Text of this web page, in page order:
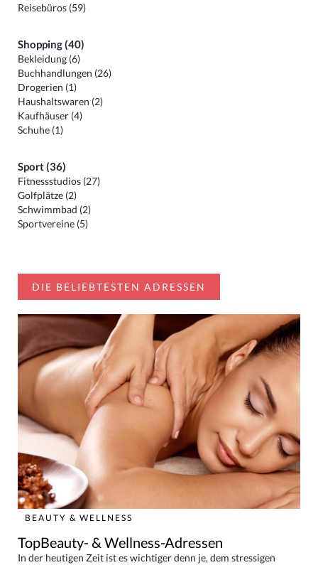
Reisebüros (59)
Shopping (40)
Bekleidung (6)
Buchhandlungen (26)
Drogerien (1)
Haushaltswaren (2)
Kaufhäuser (4)
Schuhe (1)
Sport (36)
Fitnessstudios (27)
Golfplätze (2)
Schwimmbad (2)
Sportvereine (5)
DIE BELIEBTESTEN ADRESSEN
BEAUTY & WELLNESS
TopBeauty- & Wellness-Adressen
In der heutigen Zeit ist es wichtiger denn je, dem stressigen